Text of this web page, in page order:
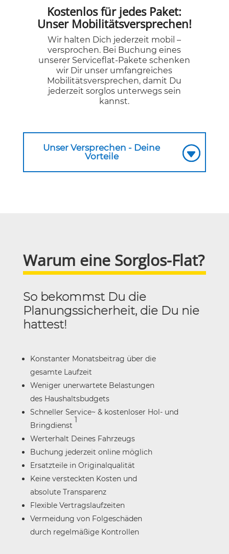
Kostenlos für jedes Paket:
Unser Mobilitätsversprechen!
Wir halten Dich jederzeit mobil –
versprochen. Bei Buchung eines
unserer Serviceflat-Pakete schenken
wir Dir unser umfangreiches
Mobilitätsversprechen, damit Du
jederzeit sorglos unterwegs sein
kannst.
Unser Versprechen - Deine
Vorteile
Warum eine Sorglos-Flat?
So bekommst Du die
Planungssicherheit, die Du nie
hattest!
Konstanter Monatsbeitrag über die
gesamte Laufzeit
Weniger unerwartete Belastungen
des Haushaltsbudgets
Schneller Service~ & kostenloser Hol- und
Bringdienst
1
Werterhalt Deines Fahrzeugs
Buchung jederzeit online möglich
Ersatzteile in Originalqualität
Keine versteckten Kosten und
absolute Transparenz
Flexible Vertragslaufzeiten
Vermeidung von Folgeschäden
durch regelmäßige Kontrollen